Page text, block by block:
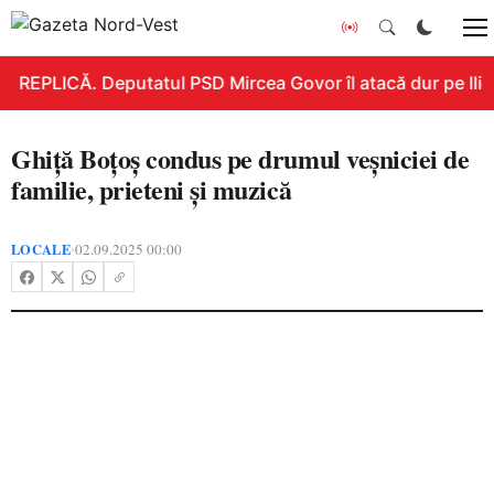
REPLICĂ. Deputatul PSD Mircea Govor îl atacă dur pe
Ghiță Boțoș condus pe drumul veșniciei de
familie, prieteni și muzică
LOCALE•02.09.2025 00:00